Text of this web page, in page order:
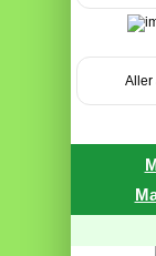
Aller